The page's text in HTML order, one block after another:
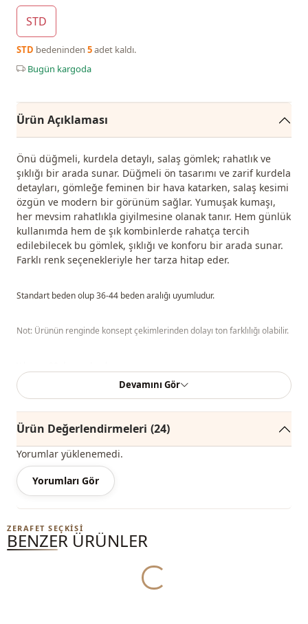
STD
STD bedeninden 5adet kaldı.
Bugün kargoda
Ürün Açıklaması
Önü düğmeli, kurdela detaylı, salaş gömlek; rahatlık ve
şıklığı bir arada sunar. Düğmeli ön tasarımı ve zarif kurdela
detayları, gömleğe feminen bir hava katarken, salaş kesimi
özgün ve modern bir görünüm sağlar. Yumuşak kumaşı,
her mevsim rahatlıkla giyilmesine olanak tanır. Hem günlük
kullanımda hem de şık kombinlerde rahatça tercih
edilebilecek bu gömlek, şıklığı ve konforu bir arada sunar.
Farklı renk seçenekleriyle her tarza hitap eder.
Standart beden olup 36-44 beden aralığı uyumludur.
Not: Ürünün renginde konsept çekimlerinden dolayı ton farklılığı olabilir.
%70 Akrilik , %30 Yün
Yaka Gömlek yaka
Mevsi̇m Yazlık
Kumaş
Kumaş
Kumaş Viskon
Dökümlü
Devamını Gör
Ürün Değerlendirmeleri (24)
Yorumlar yüklenemedi.
Yorumları Gör
ZERAFET SEÇKISI
BENZER ÜRÜNLER
Yukleniyor...